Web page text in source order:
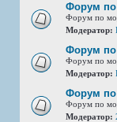
Форум
Форум по
Модератор:
Форум по
Форум по
Модератор:
Форум по
Форум по
Модератор: